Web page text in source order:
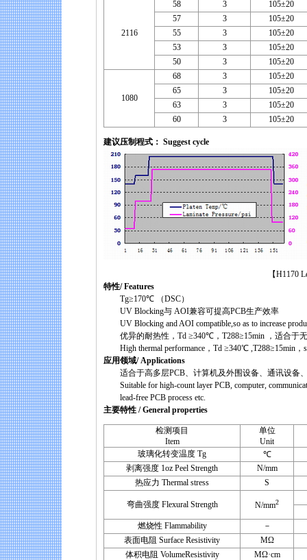
2116
58 3
105±20
57
3
105±20
55
3
105±20
53
3
105±20
50
3 105±20
1080
68 3
105±20
65
3
105±20
63
3
105±20
60
3 105±20
建议压制程式： Suggest cycle
【H1170 Lead-
特性/ Features
Tg≥170℃ （DSC）
UV Blocking与 AOI兼容可提高PCB生产效率
UV Blocking and AOI compatible,so as to increase
优异的耐热性，Td ≥340℃，T288≥15min ，适合于
High thermal performance，Td ≥340℃ ,T288≥15min，
应用领域/ Applications
适合于高多层PCB、计算机及外围设备、通讯设备
Suitable for high-count layer PCB, computer,
lead-free PCB process etc.
主要特性 / General properties
检测项目
Item
单位
Unit
玻璃化转变温度 Tg
℃
剥离强度 1oz Peel Strength
N/mm
热应力 Thermal stress
S
弯曲强度 Flexural Strength N/mm2
燃烧性 Flammability
－
表面电阻 Surface Resistivity
MΩ
体积电阻 VolumeResistivity
MΩ·cm